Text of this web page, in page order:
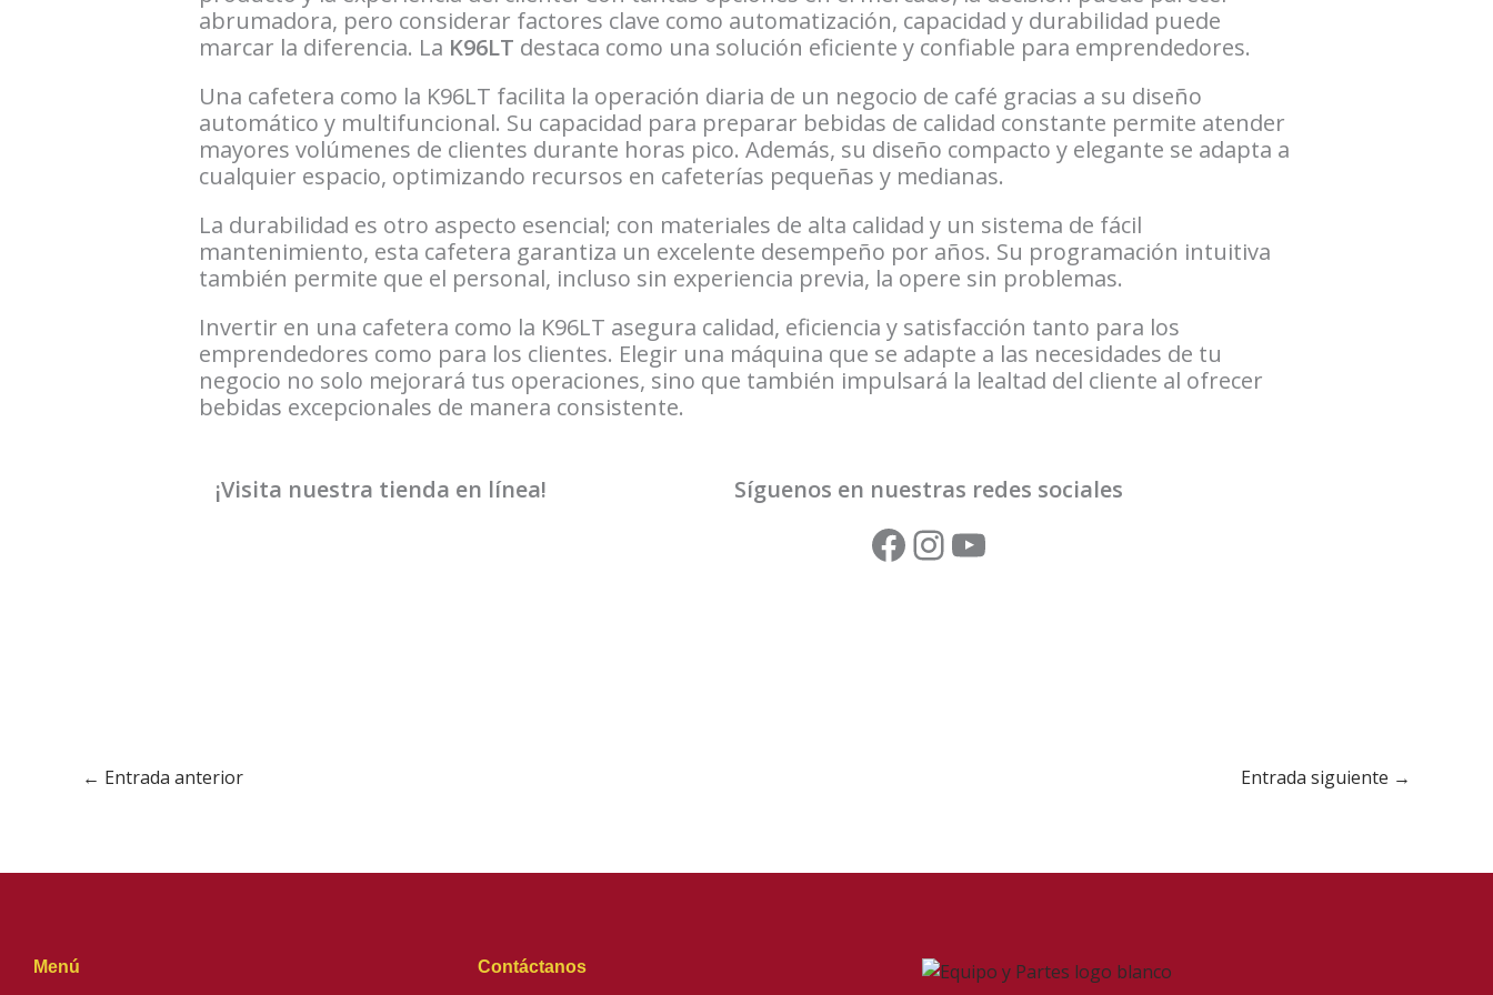
abrumadora, pero considerar factores clave como automatización, capacidad y durabilidad puede
marcar la diferencia. La K96LT destaca como una solución eficiente y confiable para emprendedores.
Una cafetera como la K96LT facilita la operación diaria de un negocio de café gracias a su diseño
automático y multifuncional. Su capacidad para preparar bebidas de calidad constante permite atender
mayores volúmenes de clientes durante horas pico. Además, su diseño compacto y elegante se adapta a
cualquier espacio, optimizando recursos en cafeterías pequeñas y medianas.
La durabilidad es otro aspecto esencial; con materiales de alta calidad y un sistema de fácil
mantenimiento, esta cafetera garantiza un excelente desempeño por años. Su programación intuitiva
también permite que el personal, incluso sin experiencia previa, la opere sin problemas.
Invertir en una cafetera como la K96LT asegura calidad, eficiencia y satisfacción tanto para los
emprendedores como para los clientes. Elegir una máquina que se adapte a las necesidades de tu
negocio no solo mejorará tus operaciones, sino que también impulsará la lealtad del cliente al ofrecer
bebidas excepcionales de manera consistente.
¡Visita nuestra tienda en línea! Síguenos en nuestras redes sociales
← Entrada anterior Entrada siguiente →
Menú Contáctanos